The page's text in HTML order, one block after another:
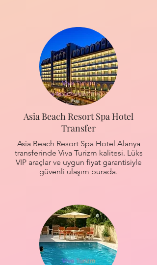
Asia Beach Resort Spa Hotel
Transfer
Asia Beach Resort Spa Hotel Alanya
transferinde Viva Turizm kalitesi. Lüks
VIP araçlar ve uygun fiyat garantisiyle
güvenli ulaşım burada.